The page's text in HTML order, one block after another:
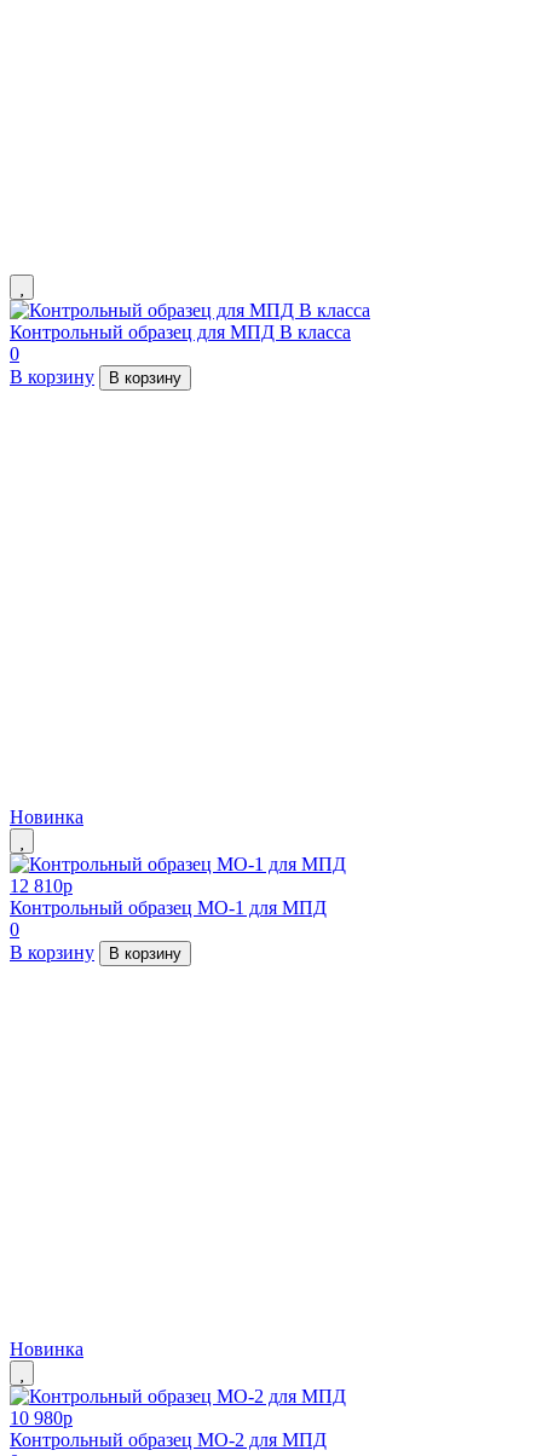
Контрольный образец для МПД В класса
0
В корзину
В корзину
Новинка
12 810p
Контрольный образец МО-1 для МПД
0
В корзину
В корзину
Новинка
10 980p
Контрольный образец МО-2 для МПД